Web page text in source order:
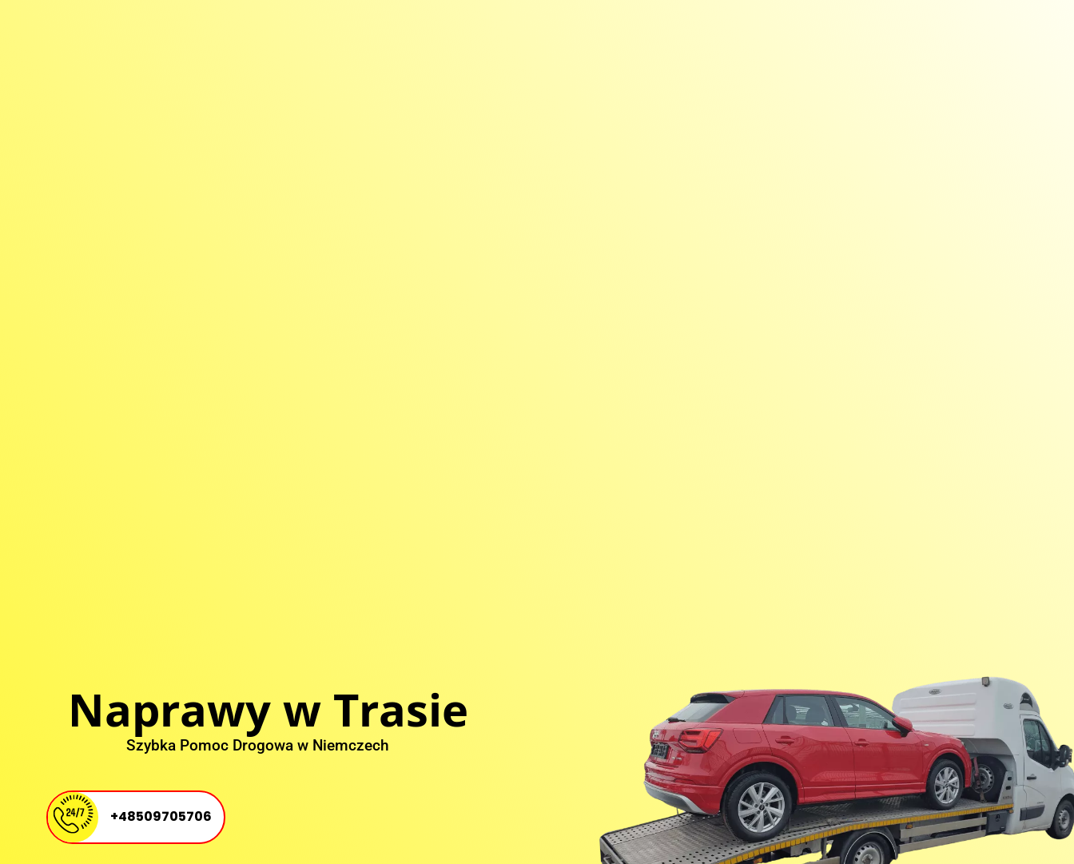
Naprawy w Trasie
Szybka Pomoc Drogowa w Niemczech
+48509705706